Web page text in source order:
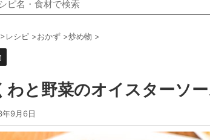
>レシピ >おかず >炒め物 >
わと野菜のオイスターソ
9月6日